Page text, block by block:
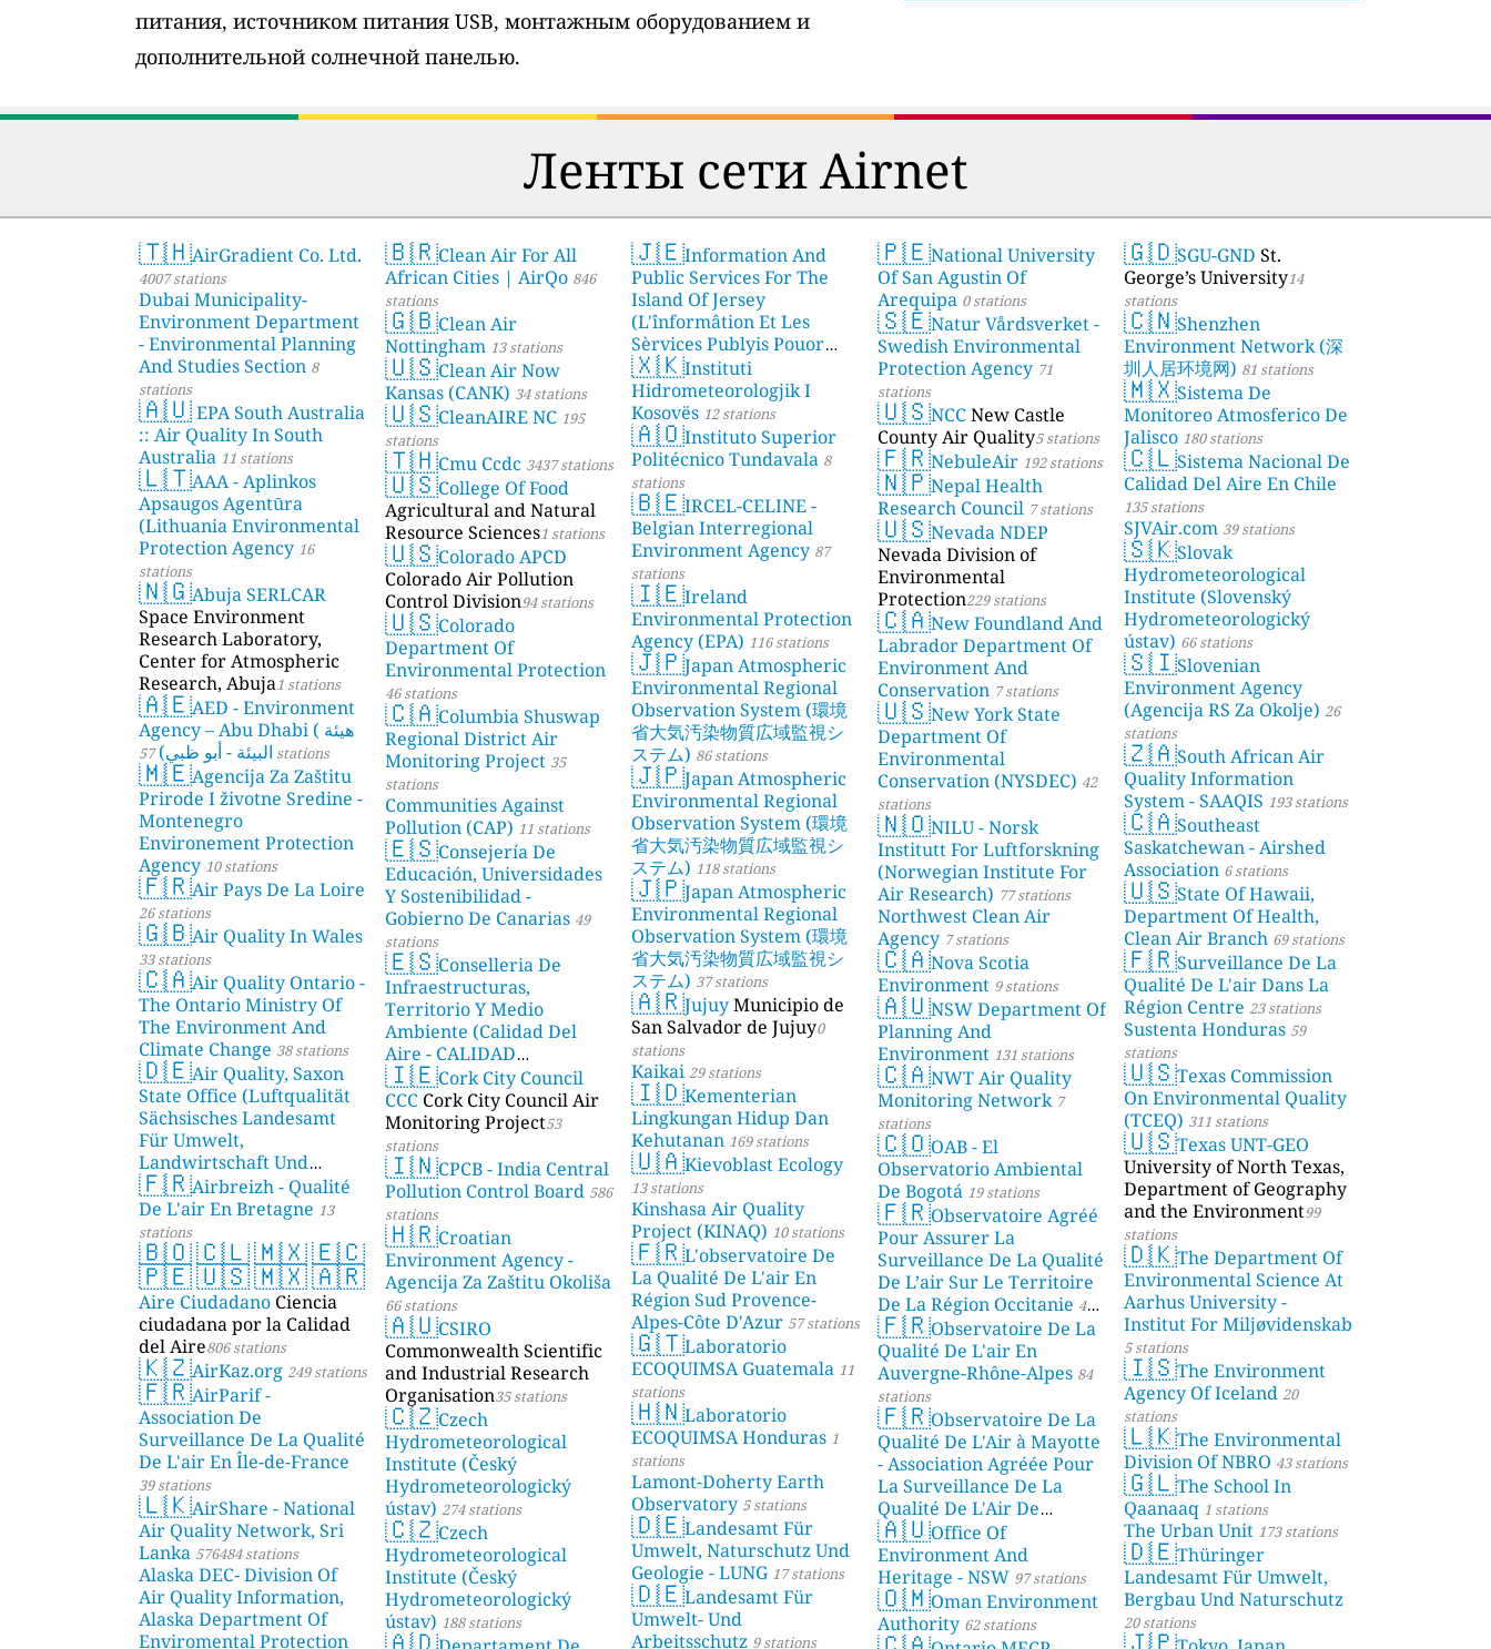
питания, источником питания USB, монтажным оборудованием и
дополнительной солнечной панелью.
Ленты сети Airnet
🇹🇭AirGradient Co. Ltd.
4007 stations
Dubai Municipality-
Environment Department
- Environmental Planning
And Studies Section 8
stations
🇦🇺EPA South Australia
:: Air Quality In South
Australia 11 stations
🇱🇹AAA - Aplinkos
Apsaugos Agentūra
(Lithuania Environmental
Protection Agency 16
stations
🇳🇬Abuja SERLCAR
Space Environment
Research Laboratory,
Center for Atmospheric
Research, Abuja1 stations
🇦🇪AED - Environment
Agency – Abu Dhabi ( هيئة
البيئة - أبو ظبي) 57 stations
🇲🇪Agencija Za Zaštitu
Prirode I životne Sredine -
Montenegro
Environement Protection
Agency 10 stations
🇫🇷Air Pays De La Loire
26 stations
🇬🇧Air Quality In Wales
33 stations
🇨🇦Air Quality Ontario -
The Ontario Ministry Of
The Environment And
Climate Change 38 stations
🇩🇪Air Quality, Saxon
State Office (Luftqualität
Sächsisches Landesamt
Für Umwelt,
Landwirtschaft Und
Geologie) 50 stations
🇫🇷Airbreizh - Qualité
De L'air En Bretagne 13
stations
🇧🇴🇨🇱🇲🇽🇪🇨
🇵🇪🇺🇸🇲🇽🇦🇷
Aire Ciudadano Ciencia
ciudadana por la Calidad
del Aire806 stations
🇰🇿AirKaz.org 249 stations
🇫🇷AirParif -
Association De
Surveillance De La Qualité
De L'air En Île-de-France
39 stations
🇱🇰AirShare - National
Air Quality Network, Sri
Lanka 576484 stations
Alaska DEC- Division Of
Air Quality Information,
Alaska Department Of
Enviromental Protection
🇧🇷Clean Air For All
African Cities | AirQo 846
stations
🇬🇧Clean Air
Nottingham 13 stations
🇺🇸Clean Air Now
Kansas (CANK) 34 stations
🇺🇸CleanAIRE NC 195
stations
🇹🇭Cmu Ccdc 3437 stations
🇺🇸College Of Food
Agricultural and Natural
Resource Sciences1 stations
🇺🇸Colorado APCD
Colorado Air Pollution
Control Division94 stations
🇺🇸Colorado
Department Of
Environmental Protection
46 stations
🇨🇦Columbia Shuswap
Regional District Air
Monitoring Project 35
stations
Communities Against
Pollution (CAP) 11 stations
🇪🇸Consejería De
Educación, Universidades
Y Sostenibilidad -
Gobierno De Canarias 49
stations
🇪🇸Conselleria De
Infraestructuras,
Territorio Y Medio
Ambiente (Calidad Del
Aire - CALIDAD
AMBIENTAL) 23 stations
🇮🇪Cork City Council
CCC Cork City Council Air
Monitoring Project53
stations
🇮🇳CPCB - India Central
Pollution Control Board 586
stations
🇭🇷Croatian
Environment Agency -
Agencija Za Zaštitu Okoliša
66 stations
🇦🇺CSIRO
Commonwealth Scientific
and Industrial Research
Organisation35 stations
🇨🇿Czech
Hydrometeorological
Institute (Český
Hydrometeorologický
ústav) 274 stations
🇨🇿Czech
Hydrometeorological
Institute (Český
Hydrometeorologický
ústav) 188 stations
🇯🇪Information And
Public Services For The
Island Of Jersey
(L'înformâtion Et Les
Sèrvices Publyis Pouor
I'Île Dé Jèrri) 2 stations
🇽🇰Instituti
Hidrometeorologjik I
Kosovës 12 stations
🇦🇴Instituto Superior
Politécnico Tundavala 8
stations
🇧🇪IRCEL-CELINE -
Belgian Interregional
Environment Agency 87
stations
🇮🇪Ireland
Environmental Protection
Agency (EPA) 116 stations
🇯🇵Japan Atmospheric
Environmental Regional
Observation System (環境
省大気汚染物質広域監視シ
ステム) 86 stations
🇯🇵Japan Atmospheric
Environmental Regional
Observation System (環境
省大気汚染物質広域監視シ
ステム) 118 stations
🇯🇵Japan Atmospheric
Environmental Regional
Observation System (環境
省大気汚染物質広域監視シ
ステム) 37 stations
🇦🇷JujuyMunicipio de
San Salvador de Jujuy0
stations
Kaikai 29 stations
🇮🇩Kementerian
Lingkungan Hidup Dan
Kehutanan 169 stations
🇺🇦Kievoblast Ecology
13 stations
Kinshasa Air Quality
Project (KINAQ) 10 stations
🇫🇷L'observatoire De
La Qualité De L'air En
Région Sud Provence-
Alpes-Côte D'Azur 57 stations
🇬🇹Laboratorio
ECOQUIMSA Guatemala 11
stations
🇭🇳Laboratorio
ECOQUIMSA Honduras 1
stations
Lamont-Doherty Earth
Observatory 5 stations
🇩🇪Landesamt Für
Umwelt, Naturschutz Und
Geologie - LUNG 17 stations
🇩🇪Landesamt Für
Umwelt- Und
Arbeitsschutz 9 stations
🇵🇪National University
Of San Agustin Of
Arequipa 0 stations
🇸🇪Natur Vårdsverket -
Swedish Environmental
Protection Agency 71
stations
🇺🇸NCCNew Castle
County Air Quality5 stations
🇫🇷NebuleAir 192 stations
🇳🇵Nepal Health
Research Council 7 stations
🇺🇸Nevada NDEP
Nevada Division of
Environmental
Protection229 stations
🇨🇦New Foundland And
Labrador Department Of
Environment And
Conservation 7 stations
🇺🇸New York State
Department Of
Environmental
Conservation (NYSDEC) 42
stations
🇳🇴NILU - Norsk
Institutt For Luftforskning
(Norwegian Institute For
Air Research) 77 stations
Northwest Clean Air
Agency 7 stations
🇨🇦Nova Scotia
Environment 9 stations
🇦🇺NSW Department Of
Planning And
Environment 131 stations
🇨🇦NWT Air Quality
Monitoring Network 7
stations
🇨🇴OAB - El
Observatorio Ambiental
De Bogotá 19 stations
🇫🇷Observatoire Agréé
Pour Assurer La
Surveillance De La Qualité
De L’air Sur Le Territoire
De La Région Occitanie 44
stations
🇫🇷Observatoire De La
Qualité De L'air En
Auvergne-Rhône-Alpes 84
stations
🇫🇷Observatoire De La
Qualité De L'Air à Mayotte
- Association Agréée Pour
La Surveillance De La
Qualité De L'Air De
Mayotte 4 stations
🇦🇺Office Of
Environment And
Heritage - NSW 97 stations
🇴🇲Oman Environment
Authority 62 stations
🇬🇩SGU-GND St.
George’s University14
stations
🇨🇳Shenzhen
Environment Network (深
圳人居环境网) 81 stations
🇲🇽Sistema De
Monitoreo Atmosferico De
Jalisco 180 stations
🇨🇱Sistema Nacional De
Calidad Del Aire En Chile
135 stations
SJVAir.com 39 stations
🇸🇰Slovak
Hydrometeorological
Institute (Slovenský
Hydrometeorologický
ústav) 66 stations
🇸🇮Slovenian
Environment Agency
(Agencija RS Za Okolje) 26
stations
🇿🇦South African Air
Quality Information
System - SAAQIS 193 stations
🇨🇦Southeast
Saskatchewan - Airshed
Association 6 stations
🇺🇸State Of Hawaii,
Department Of Health,
Clean Air Branch 69 stations
🇫🇷Surveillance De La
Qualité De L'air Dans La
Région Centre 23 stations
Sustenta Honduras 59
stations
🇺🇸Texas Commission
On Environmental Quality
(TCEQ) 311 stations
🇺🇸Texas UNT-GEO
University of North Texas,
Department of Geography
and the Environment99
stations
🇩🇰The Department Of
Environmental Science At
Aarhus University -
Institut For Miljøvidenskab
5 stations
🇮🇸The Environment
Agency Of Iceland 20
stations
🇱🇰The Environmental
Division Of NBRO 43 stations
🇬🇱The School In
Qaanaaq 1 stations
The Urban Unit 173 stations
🇩🇪Thüringer
Landesamt Für Umwelt,
Bergbau Und Naturschutz
20 stations